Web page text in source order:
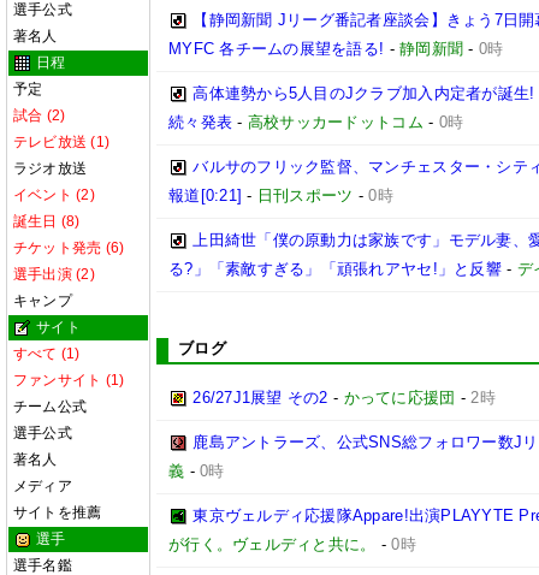
選手公式
著名人
日程
予定
試合 (2)
テレビ放送 (1)
ラジオ放送
イベント (2)
誕生日 (8)
チケット発売 (6)
選手出演 (2)
キャンプ
サイト
すべて (1)
ファンサイト (1)
チーム公式
選手公式
著名人
メディア
サイトを推薦
選手
選手名鑑
【静岡新聞 Jリーグ番記者座談会】きょう7日
MYFC 各チームの展望を語る! -静岡新聞 - 0時
高体連勢から5人目のJクラブ加入内定者が誕
続々発表 - 高校サッカードットコム - 0時
バルサのフリック監督、マンチェスター・シテ
報道[0:21] - 日刊スポーツ -0時
上田綺世「僕の原動力は家族です」モデル妻
る?」「素敵すぎる」「頑張れアヤセ!」と反響- デ
ブログ
26/27J1展望 その2 - かってに応援団 -2時
鹿島アントラーズ、公式SNS総フォロワー数J
義 -0時
東京ヴェルディ応援隊Appare!出演PLAYYTE
が行く。ヴェルディと共に。
-0時